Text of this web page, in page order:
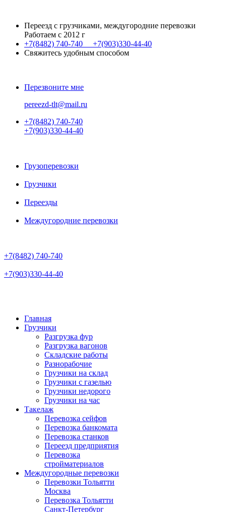
Переезд с грузчиками, междугородние перевозки
Работаем с 2012 г
+7(8482) 740-740 +7(903)330-44-40
Свяжитесь удобным способом
Перезвоните мне
pereezd-tlt@mail.ru
+7(8482) 740-740
+7(903)330-44-40
Грузоперевозки
Грузчики
Переезды
Междугородние перевозки
+7(8482) 740-740
+7(903)330-44-40
Главная
Грузчики
Разгрузка фур
Разгрузка вагонов
Складские работы
Разнорабочие
Грузчики на склад
Грузчики с газелью
Грузчики недорого
Грузчики на час
Такелаж
Перевозка сейфов
Перевозка банкомата
Перевозка станков
Переезд предприятия
Перевозка
стройматериалов
Междугородные перевозки
Перевозки Тольятти
Москва
Перевозка Тольятти
Санкт-Петербург